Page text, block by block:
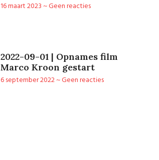
16 maart 2023 Geen reacties
2022-09-01 | Opnames film
Marco Kroon gestart
6 september 2022 Geen reacties